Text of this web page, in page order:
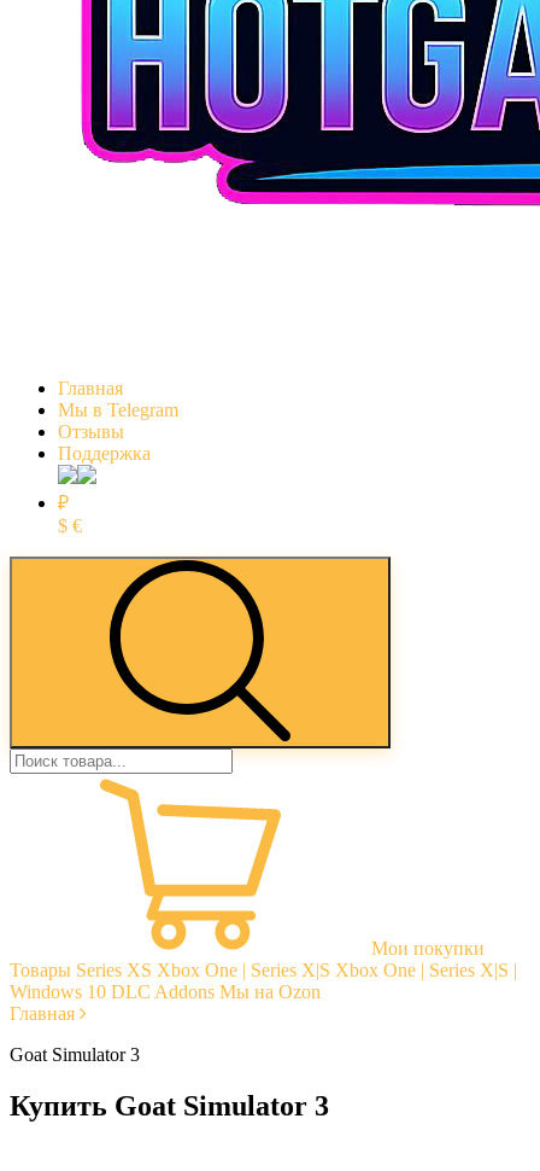
Главная
Мы в Telegram
Отзывы
Поддержка
₽
$ €
Мои покупки
Товары Series XS Xbox One | Series X|S Xbox One | Series X|S |
Windows 10 DLC Addons Мы на Ozon
Главная
Goat Simulator 3
Купить Goat Simulator 3